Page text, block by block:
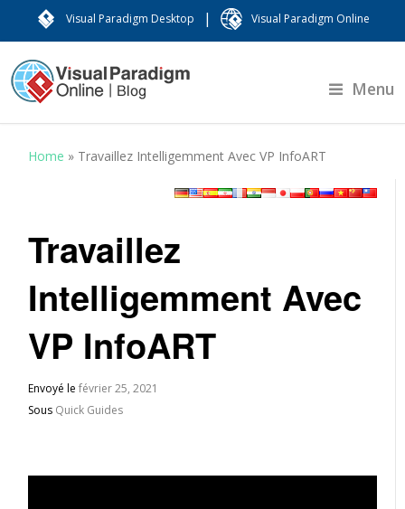
Visual Paradigm Desktop | Visual Paradigm Online
Menu
Home » Travaillez Intelligemment Avec VP InfoART
Travaillez
Intelligemment Avec
VP InfoART
Envoyé lefévrier 25, 2021
Sous Quick Guides